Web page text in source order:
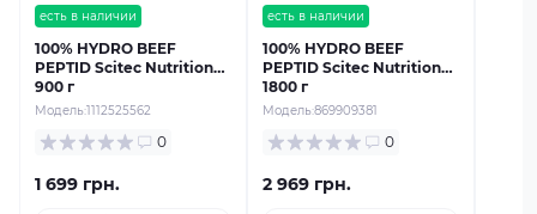
есть в наличии
100% HYDRO BEEF
PEPTID Scitec Nutrition
900 г
Модель:1112525562
0
1 699 грн.
есть в наличии
100% HYDRO BEEF
PEPTID Scitec Nutrition
1800 г
Модель:869909381
0
2 969 грн.